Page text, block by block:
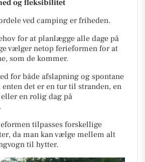
og fleksibilitet
ved camping er friheden.
for at planlægge alle dage på
vælger netop ferieformen for at
som de kommer.
for både afslapning og spontane
enten det er en tur til stranden, en
en rolig dag på
tilpasses forskellige
da man kan vælge mellem alt
til hytter.